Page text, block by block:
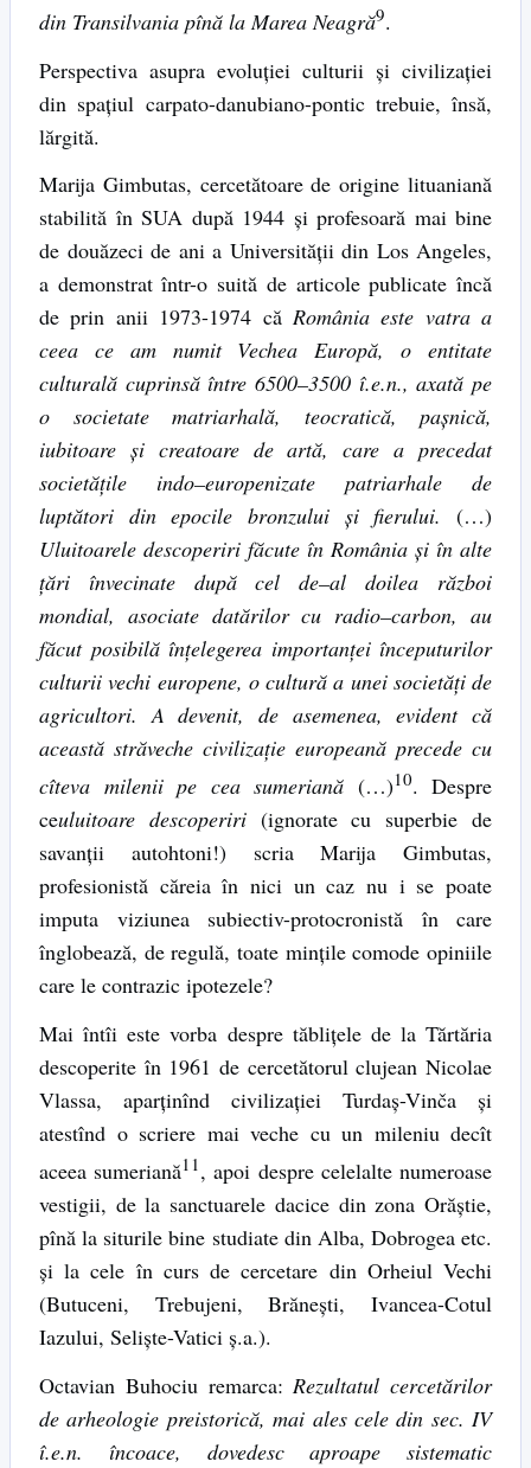
din Transilvania pînă la Marea Neagră9.
Perspectiva asupra evoluţiei culturii şi civilizaţiei
din spaţiul carpato-danubiano-pontic trebuie, însă,
lărgită.
Marija Gimbutas, cercetătoare de origine lituaniană
stabilită în SUA după 1944 şi profesoară mai bine
de douăzeci de ani a Universităţii din Los Angeles,
a demonstrat într-o suită de articole publicate încă
de prin anii 1973-1974 că România este vatra a
ceea ce am numit Vechea Europă, o entitate
culturală cuprinsă între 6500–3500 î.e.n., axată pe
o societate matriarhală, teocratică, paşnică,
iubitoare şi creatoare de artă, care a precedat
societăţile indo–europenizate patriarhale de
luptători din epocile bronzului şi fierului. (…)
Uluitoarele descoperiri făcute în România şi în alte
ţări învecinate după cel de–al doilea război
mondial, asociate datărilor cu radio–carbon, au
făcut posibilă înţelegerea importanţei începuturilor
culturii vechi europene, o cultură a unei societăţi de
agricultori. A devenit, de asemenea, evident că
această străveche civilizaţie europeană precede cu
cîteva milenii pe cea sumeriană (…)10. Despre
ceuluitoare descoperiri(ignorate cu superbie de
savanţii autohtoni!) scria Marija Gimbutas,
profesionistă căreia în nici un caz nu i se poate
imputa viziunea subiectiv-protocronistă în care
înglobează, de regulă, toate minţile comode opiniile
care le contrazic ipotezele?
Mai întîi este vorba despre tăbliţele de la Tărtăria
descoperite în 1961 de cercetătorul clujean Nicolae
Vlassa, aparţinînd civilizaţiei Turdaş-Vinča şi
atestînd o scriere mai veche cu un mileniu decît
aceea sumeriană11, apoi despre celelalte numeroase
vestigii, de la sanctuarele dacice din zona Orăştie,
pînă la siturile bine studiate din Alba, Dobrogea etc.
şi la cele în curs de cercetare din Orheiul Vechi
(Butuceni, Trebujeni, Brăneşti, Ivancea-Cotul
Iazului, Selişte-Vatici ş.a.).
Octavian Buhociu remarca: Rezultatul cercetărilor
de arheo­logie preistorică, mai ales cele din sec. IV
î.e.n. încoace, dovedesc aproape sistematic